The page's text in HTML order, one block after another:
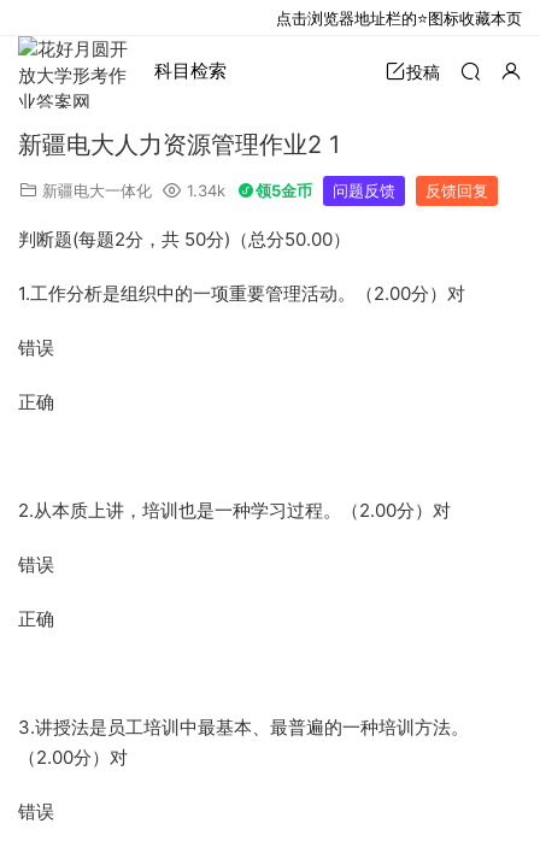
科目检索 投稿
新疆电大人力资源管理作业2 1
新疆电大一体化 1.34k 领5金币 问题反馈 反馈回复
判断题(每题2分，共 50分)（总分50.00）
1.工作分析是组织中的一项重要管理活动。（2.00分）对
错误
正确
2.从本质上讲，培训也是一种学习过程。（2.00分）对
错误
正确
3.讲授法是员工培训中最基本、最普遍的一种培训方法。
（2.00分）对
错误
点击浏览器地址栏的⭐图标收藏本页